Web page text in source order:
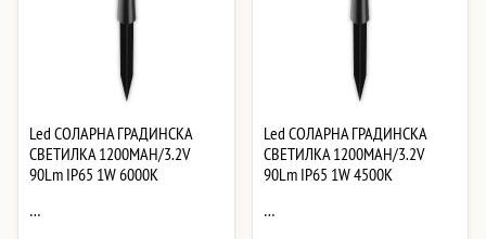
Led СОЛАРНА ГРАДИНСКА
СВЕТИЛКА 1200MAH/3.2V
90Lm IP65 1W 6000K
…
Led СОЛАРНА ГРАДИНСКА
СВЕТИЛКА 1200MAH/3.2V
90Lm IP65 1W 4500K
…